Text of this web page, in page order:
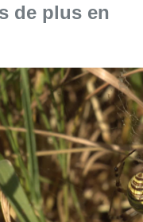
de plus en